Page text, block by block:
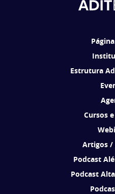
Ao se cadastrar, você concorda
Estrutura
Cursos
Artigos /
Podcast
Podcast